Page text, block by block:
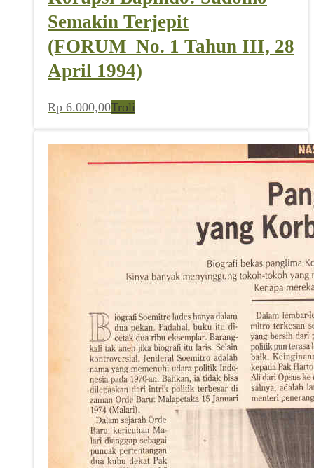
Semakin Terjepit
(FORUM_No. 1 Tahun III, 28
April 1994)
Rp 6.000,00Troli